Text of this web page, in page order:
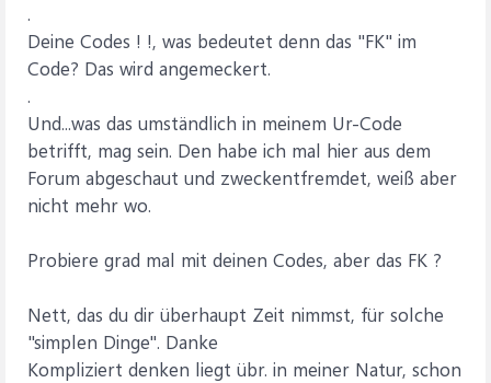
.
Deine Codes ! !, was bedeutet denn das "FK" im
Code? Das wird angemeckert.
.
Und...was das umständlich in meinem Ur-Code
betrifft, mag sein. Den habe ich mal hier aus dem
Forum abgeschaut und zweckentfremdet, weiß aber
nicht mehr wo.
Probiere grad mal mit deinen Codes, aber das FK ?
Nett, das du dir überhaupt Zeit nimmst, für solche
"simplen Dinge". Danke
Kompliziert denken liegt übr. in meiner Natur, schon